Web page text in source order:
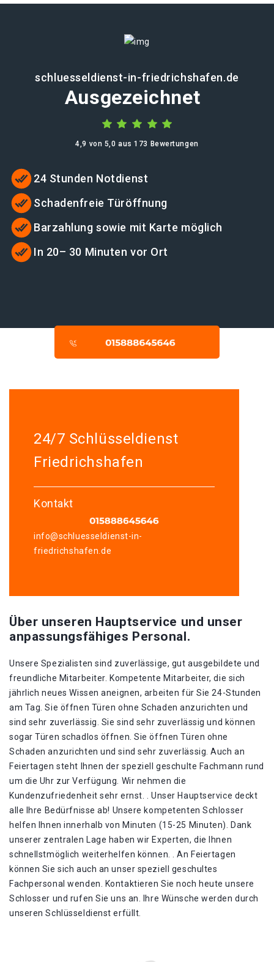
schluesseldienst-in-friedrichshafen.de
Ausgezeichnet
4,9 von 5,0 aus 173 Bewertungen
24 Stunden Notdienst
Schadenfreie Türöffnung
Barzahlung sowie mit Karte möglich
In 20– 30 Minuten vor Ort
24/7 Schlüsseldienst
Friedrichshafen
Kontakt
info@schluesseldienst-in-
friedrichshafen.de
Über unseren Hauptservice und unser
anpassungsfähiges Personal.
Unsere Spezialisten sind zuverlässige, gut ausgebildete und
freundliche Mitarbeiter. Kompetente Mitarbeiter, die sich
jährlich neues Wissen aneignen, arbeiten für Sie 24-Stunden
am Tag. Sie öffnen Türen ohne Schaden anzurichten und
sind sehr zuverlässig. Sie sind sehr zuverlässig und können
sogar Türen schadlos öffnen. Sie öffnen Türen ohne
Schaden anzurichten und sind sehr zuverlässig. Auch an
Feiertagen steht Ihnen der speziell geschulte Fachmann rund
um die Uhr zur Verfügung. Wir nehmen die
Kundenzufriedenheit sehr ernst. . Unser Hauptservice deckt
alle Ihre Bedürfnisse ab! Unsere kompetenten Schlosser
helfen Ihnen innerhalb von Minuten (15-25 Minuten). Dank
unserer zentralen Lage haben wir Experten, die Ihnen
schnellstmöglich weiterhelfen können. . An Feiertagen
können Sie sich auch an unser speziell geschultes
Fachpersonal wenden. Kontaktieren Sie noch heute unsere
Schlosser und rufen Sie uns an. Ihre Wünsche werden durch
unseren Schlüsseldienst erfüllt.